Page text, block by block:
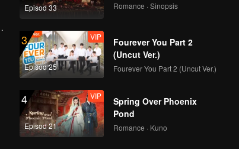
Episod 33 Romance · Sinopsis
3
Episod 25
VIP
Fourever You Part 2
(Uncut Ver.)
Fourever You Part 2 (Uncut Ver.)
4
Episod 21
VIP
Spring Over Phoenix
Pond
Romance · Kuno